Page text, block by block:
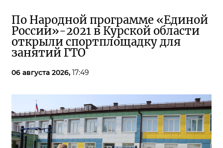
По Народной программе «Единой
России»-2021 в Курской области
открыли спортплощадку для
занятий ГТО
06 августа 2026, 17:49